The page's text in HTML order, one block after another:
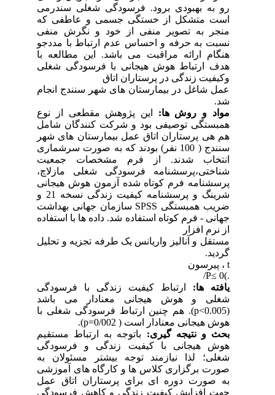
رو به بهبودی برود. فرسودگی شغلی سندرمی
است متشکل از خستگی جسمی و عاطفی که
منجر به تصویر منفی از خود و نگرش منفی
نسبت به حرفه و احساس عدم ارتباط با مددجو
هنگام ارائه مراقبت می باشد. این مطالعه با
هدف ارتباط هوش هیجانی با فرسودگی شغلی
وکیفیت زندگی در پرستاران اتاق
عمل شاغل در بیمارستان های شهر سنندج انجام
شد.
مواد و روش ها:این پژوهش مقطعی از نوع
همبستگی توصیفی بود و شرکت کنندگان شامل
هم هی پرستاران اتاق عمل بیمارستان های شهر
سنندج ( 100 نفر) بودند که به صورت سرشماری
انتخاب شدند. از فرم مشخصات جمعیت
شناختی،پرسشنامه فرسودگی شغلی مازلاچ،
پرسشنامه فرم کوتاه شده آزمون هوش هیجانی
شرینگ و پرسشنامه کیفیت زندگی نسخه 21 و
ضریب همبستگی SPSS سازمان جهانی بهداشت
جهانی - فرم کوتاه استفاده شد. داده ها با استفاده
از نرم افزار
مستقل و آنالیز واریانس یک طرفه تجزیه و تحلیل
گردید.
یافته ها:ارتباط کیفیت زندگی با فرسودگی
شغلی و هوش هیجانی معنادار می باشد
(0.005>p). هم چنین ارتباط فرسودگی شغلی با
هوش هیجانی معنادار است ( 0/002=p).
بحث و نتیجه گیری:باتوجه به ارتباط مستقیم
هوش هیجانی با کیفیت زندگی و فرسودگی
شغلی؛ لذا نیازمند توجه بیشتر مسئولان به
صورت برگزاری کلاس ها و کارگاه های آموزشی
به صورت دوره ای برای پرستاران اتاق عمل
جهت افزایش کیفیت زندگی و کاهش فرسودگی